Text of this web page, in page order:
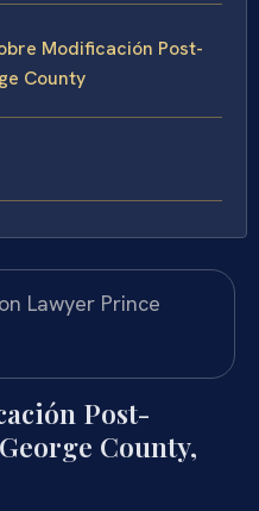
Modificación Post-
County
Post-
County,